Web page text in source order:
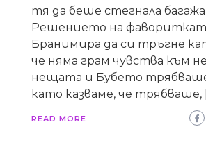
тя да беше стегнала
Решението на
Бранимира да си тръгне
че няма грам чувства към
нещата и Бубето
като казваме, че трябваше,
READ MORE